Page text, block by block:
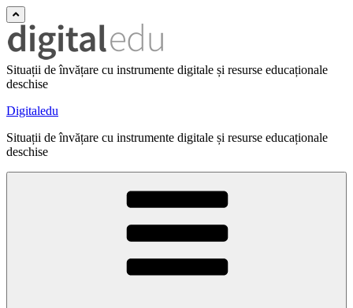
Situații de învățare cu instrumente digitale și resurse educaționale
deschise
Digitaledu
Situații de învățare cu instrumente digitale și resurse educaționale
deschise